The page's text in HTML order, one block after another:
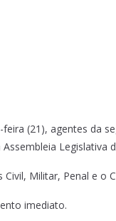
(21), agentes da
Legislativa
Militar, Penal e o
imediato.